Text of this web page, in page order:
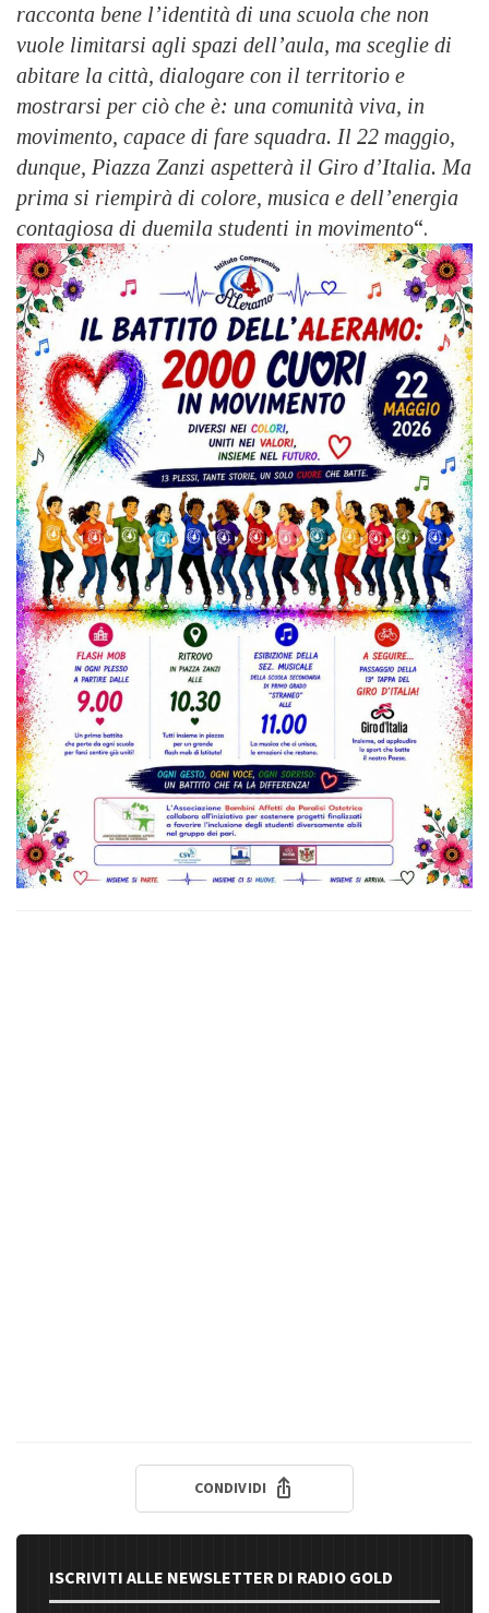
racconta bene l’identità di una scuola che non
vuole limitarsi agli spazi dell’aula, ma sceglie di
abitare la città, dialogare con il territorio e
mostrarsi per ciò che è: una comunità viva, in
movimento, capace di fare squadra. Il 22 maggio,
dunque, Piazza Zanzi aspetterà il Giro d’Italia. Ma
prima si riempirà di colore, musica e dell’energia
contagiosa di duemila studenti in movimento“.
CONDIVIDI
ISCRIVITI ALLE NEWSLETTER DI RADIO GOLD